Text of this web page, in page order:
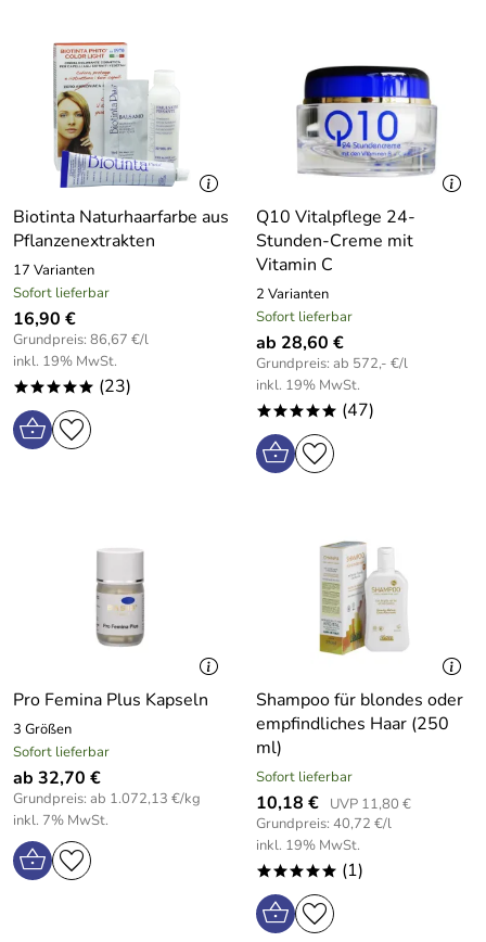
Biotinta Naturhaarfarbe aus
Pflanzenextrakten
17 Varianten
Sofort lieferbar
16,90 €
Grundpreis: 86,67 €/l
inkl. 19% MwSt.
***** (23)
Q10 Vitalpflege 24-
Stunden-Creme mit
Vitamin C
2 Varianten
Sofort lieferbar
ab 28,60 €
Grundpreis: ab 572,- €/l
inkl. 19% MwSt.
***** (47)
Pro Femina Plus Kapseln
3 Größen
Sofort lieferbar
ab 32,70 €
Grundpreis: ab 1.072,13 €/kg
inkl. 7% MwSt.
Shampoo für blondes oder
empfindliches Haar (250
ml)
Sofort lieferbar
10,18 €
UVP 11,80 €
Grundpreis: 40,72 €/l
inkl. 19% MwSt.
***** (1)